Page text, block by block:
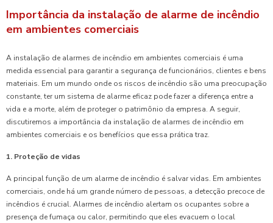
Importância da instalação de alarme de incêndio
em ambientes comerciais
A instalação de alarmes de incêndio em ambientes comerciais é uma
medida essencial para garantir a segurança de funcionários, clientes e bens
materiais. Em um mundo onde os riscos de incêndio são uma preocupação
constante, ter um sistema de alarme eficaz pode fazer a diferença entre a
vida e a morte, além de proteger o patrimônio da empresa. A seguir,
discutiremos a importância da instalação de alarmes de incêndio em
ambientes comerciais e os benefícios que essa prática traz.
1. Proteção de vidas
A principal função de um alarme de incêndio é salvar vidas. Em ambientes
comerciais, onde há um grande número de pessoas, a detecção precoce de
incêndios é crucial. Alarmes de incêndio alertam os ocupantes sobre a
presença de fumaça ou calor, permitindo que eles evacuem o local